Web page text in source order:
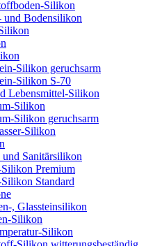
Silikon
und Bodensilikon
Silikon geruchsarm
Silikon S-70
Lebensmittel-Silikon
Silikon
Silikon geruchsarm
Silikon
Sanitärsilikon
Silikon Premium
Standard
, Glassteinsilikon
Silikon
Silikon